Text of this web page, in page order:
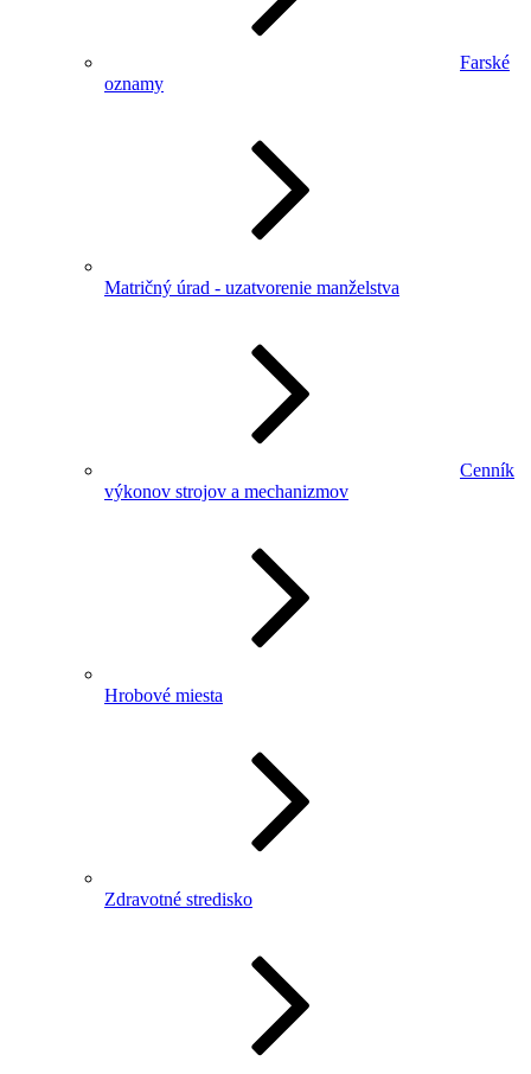
Farské
oznamy
Matričný úrad - uzatvorenie manželstva
Cenník
výkonov strojov a mechanizmov
Hrobové miesta
Zdravotné stredisko